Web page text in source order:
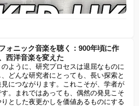
ォニック音楽を聴く：900年頃に作
西洋音楽を変えた
ように、研究プロセスは退屈なものに
どんな研究者にとっても、長い探索と
につながります。これこそが、学者が
。まれではあっても、偶然の発見こそ
とした夜更かしを価値あるものにする